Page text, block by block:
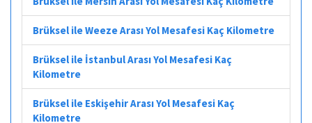
Brüksel ile Weeze Arası Yol Mesafesi Kaç Kilometre
Brüksel ile İstanbul Arası Yol Mesafesi Kaç
Kilometre
Brüksel ile Eskişehir Arası Yol Mesafesi Kaç
Kilometre